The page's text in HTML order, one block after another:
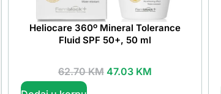
Heliocare 360º Mineral Tolerance
Fluid SPF 50+, 50 ml
62.70KM 47.03 KM